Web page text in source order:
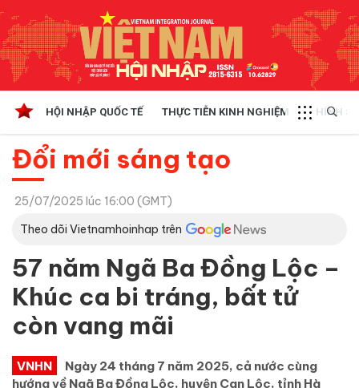
HỘI NHẬP QUỐC TẾ THỰC TIỄN KINH NGHIỆM CHÍNH
Đổi mới sáng tạo
25/07/2025 lúc 16:00 (GMT)
Theo dõi Vietnamhoinhap trên
57 năm Ngã Ba Đồng Lộc –
Khúc ca bi tráng, bất tử
còn vang mãi
VNHN
Ngày 24 tháng 7 năm 2025, cả nước cùng
hướng về Ngã Ba Đồng Lộc, huyện Can Lộc, tỉnh Hà